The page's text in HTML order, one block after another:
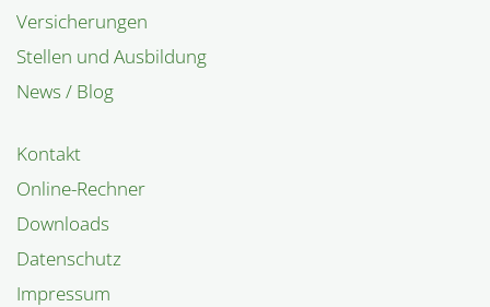
Versicherungen
Stellen und Ausbildung
News / Blog
Kontakt
Online-Rechner
Downloads
Datenschutz
Impressum